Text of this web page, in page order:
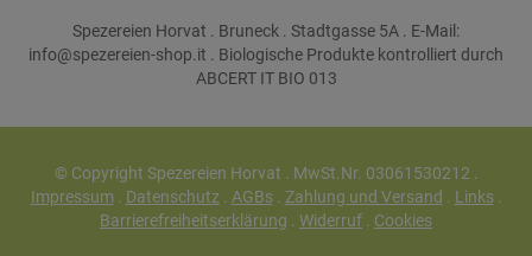
Spezereien Horvat . Bruneck . Stadtgasse 5A . E-Mail:
info@spezereien-shop.it . Biologische Produkte kontrolliert durch
ABCERT IT BIO 013
© Copyright Spezereien Horvat . MwSt.Nr. 03061530212 .
Impressum. Datenschutz. AGBs. Zahlung und Versand . Links.
Barrierefreiheitserklärung . Widerruf . Cookies